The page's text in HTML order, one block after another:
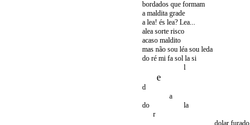
bordados que formam
a maldita grade
a lea! és lea? Lea...
alea sorte risco
acaso maldito
mas não sou léa sou leda
do ré mi fa sol la si
l
e
d
a
do la
r
dolar furado